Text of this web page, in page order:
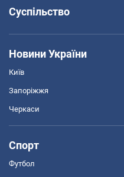
Суспільство
Новини України
Київ
Запоріжжя
Черкаси
Спорт
Футбол